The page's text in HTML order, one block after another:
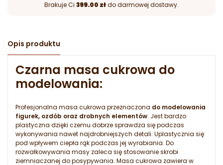
Brakuje Ci 399.00 złdo darmowej dostawy.
Opis produktu
Czarna masa cukrowa do
modelowania:
Profesjonalna masa cukrowa przeznaczona do modelowania
figurek, ozdób oraz drobnych elementów. Jest bardzo
plastyczna dzięki czemu dobrze sprawdza się podczas
wykonywania nawet najdrobniejszych detali. Uplastycznia się
pod wpływem ciepła rąk podczas jej wyrabiania. Do
rozwałkowywania masy zaleca się stosowanie skrobi
ziemniaczanej do posypywania. Masa cukrowa zawiera w